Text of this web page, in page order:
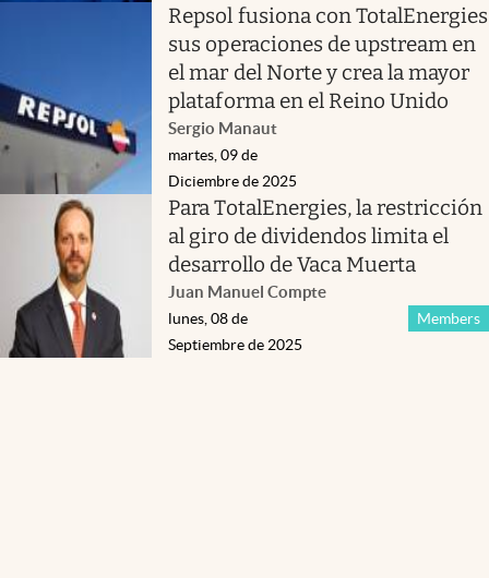
Repsol fusiona con TotalEnergies
sus operaciones de upstream en
el mar del Norte y crea la mayor
plataforma en el Reino Unido
Sergio Manaut
martes, 09 de
Diciembre de 2025
Para TotalEnergies, la restricción
al giro de dividendos limita el
desarrollo de Vaca Muerta
Juan Manuel Compte
Members
lunes, 08 de
Septiembre de 2025